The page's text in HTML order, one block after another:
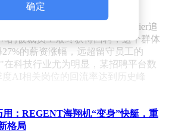
整个技术团队疲于奔命。
震动。加拿大人力数据平台Visier追
的被裁员工最终获得回聘，这个群体
的薪资涨幅，远超留守员工的
科技行业尤为明显，某招聘平台数
度AI相关岗位的回流率达到历史峰
告揭开了更多内幕：所谓"AI裁员"中仅
导致，其余不过是企业包装经济性裁
确定
：REGENT海翔机“变身”快艇，重
格局